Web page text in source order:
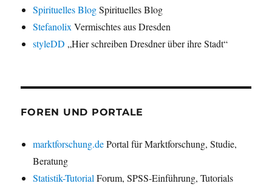
Spirituelles BlogSpirituelles Blog
Stefanolix Vermischtes aus Dresden
styleDD „Hier schreiben Dresdner über ihre Stadt“
FOREN UND PORTALE
marktforschung.dePortal für Marktforschung, Studie,
Beratung
Statistik-Tutorial Forum, SPSS-Einführung, Tutorials